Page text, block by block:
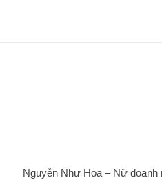
Nguyễn Như Hoa – Nữ doanh